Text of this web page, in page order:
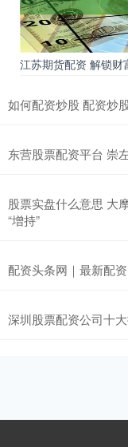
江苏期货配资 解锁
如何配资炒股 配资炒
东营股票配资平台 崇
股票实盘什么意思 大
“增持”
配资头条网｜最新配
深圳股票配资公司十